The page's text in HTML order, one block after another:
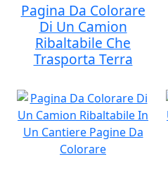
Pagina Da Colorare
Di Un Camion
Ribaltabile Che
Trasporta Terra